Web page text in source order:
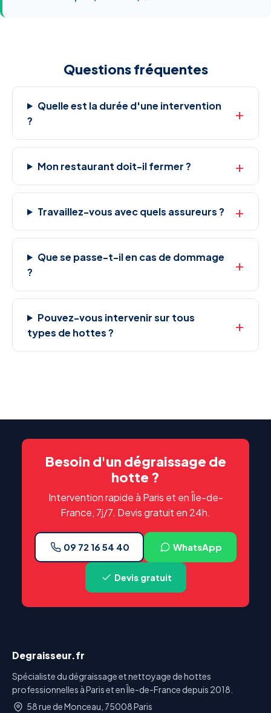
Questions fréquentes
Quelle est la durée d'une intervention
?
Mon restaurant doit-il fermer ?
Travaillez-vous avec quels assureurs ?
Que se passe-t-il en cas de dommage
?
Pouvez-vous intervenir sur tous
types de hottes ?
Besoin d'un dégraissage de
hotte ?
Intervention rapide à Paris et en Île-de-
France, 7j/7. Devis gratuit en 24h.
09 72 16 54 40 WhatsApp
Devis gratuit
Degraisseur.fr
Spécialiste du dégraissage et nettoyage de hottes
professionnelles à Paris et en Île-de-France depuis 2018.
58 rue de Monceau, 75008 Paris